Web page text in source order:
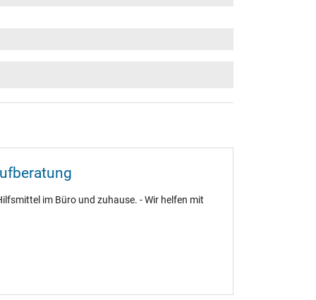
im Büro und zuhause. - Wir helfen mit